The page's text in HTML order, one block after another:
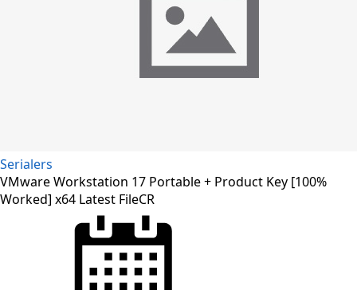
Serialers
VMware Workstation 17 Portable + Product Key [100%
Worked] x64 Latest FileCR